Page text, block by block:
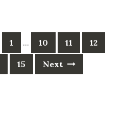
1 … 10 11 12
15 Next